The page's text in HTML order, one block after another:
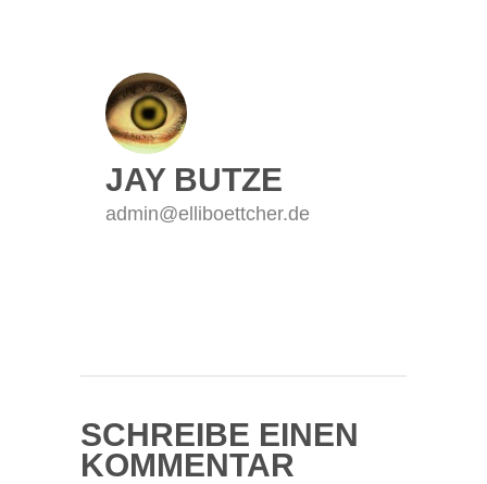
JAY BUTZE
admin@elliboettcher.de
SCHREIBE EINEN
KOMMENTAR